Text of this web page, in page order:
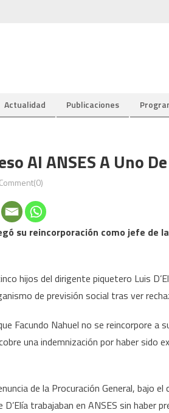
Actualidad Publicaciones
Al ANSES A Uno
Comment(0)
su reincorporación como jefe de
hijos del dirigente piquetero Luis
de previsión social tras ver
Facundo Nahuel no se reincorpore
una indemnización por haber sido
de la Procuración General, bajo
trabajaban en ANSES sin haber